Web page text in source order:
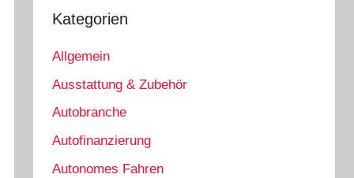
Kategorien
Allgemein
Ausstattung & Zubehör
Autobranche
Autofinanzierung
Autonomes Fahren